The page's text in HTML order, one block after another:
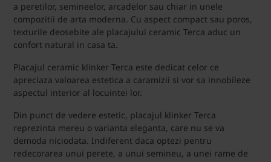
a peretilor, semineelor, arcadelor sau chiar in unele
compozitii de arta moderna. Cu aspect compact sau poros,
texturile deosebite ale placajului ceramic Terca aduc un
confort natural in casa ta.
Placajul ceramic klinker Terca este dedicat celor ce
apreciaza valoarea estetica a caramizii si vor sa innobileze
aspectul interior al locuintei lor.
Din punct de vedere estetic, placajul klinker Terca
reprezinta mereu o varianta eleganta, care nu se va
demoda niciodata. Indiferent daca optezi pentru
redecorarea unui perete, a unui semineu, a unei rame de